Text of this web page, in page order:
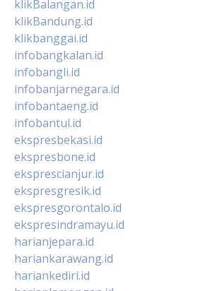
klikBalangan.id
klikBandung.id
klikbanggai.id
infobangkalan.id
infobangli.id
infobanjarnegara.id
infobantaeng.id
infobantul.id
ekspresbekasi.id
ekspresbone.id
eksprescianjur.id
ekspresgresik.id
ekspresgorontalo.id
ekspresindramayu.id
harianjepara.id
hariankarawang.id
hariankediri.id